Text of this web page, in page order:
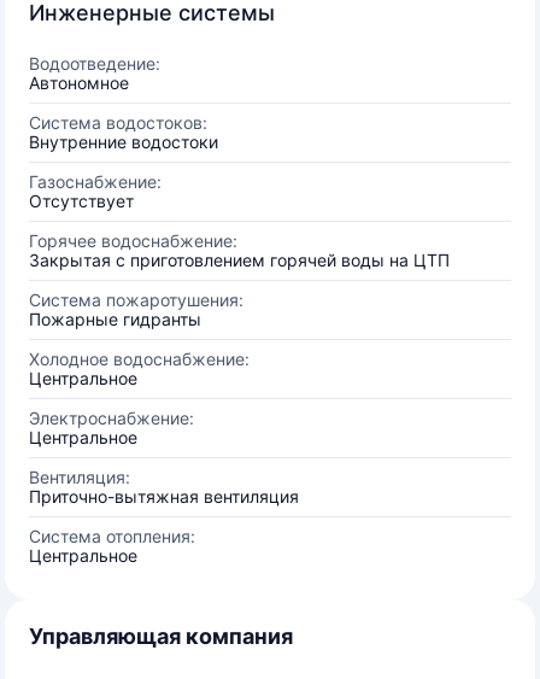
Инженерные системы
Водоотведение:
Автономное
Система водостоков:
Внутренние водостоки
Газоснабжение:
Отсутствует
Горячее водоснабжение:
Закрытая с приготовлением горячей воды на ЦТП
Система пожаротушения:
Пожарные гидранты
Холодное водоснабжение:
Центральное
Электроснабжение:
Центральное
Вентиляция:
Приточно-вытяжная вентиляция
Система отопления:
Центральное
Управляющая компания